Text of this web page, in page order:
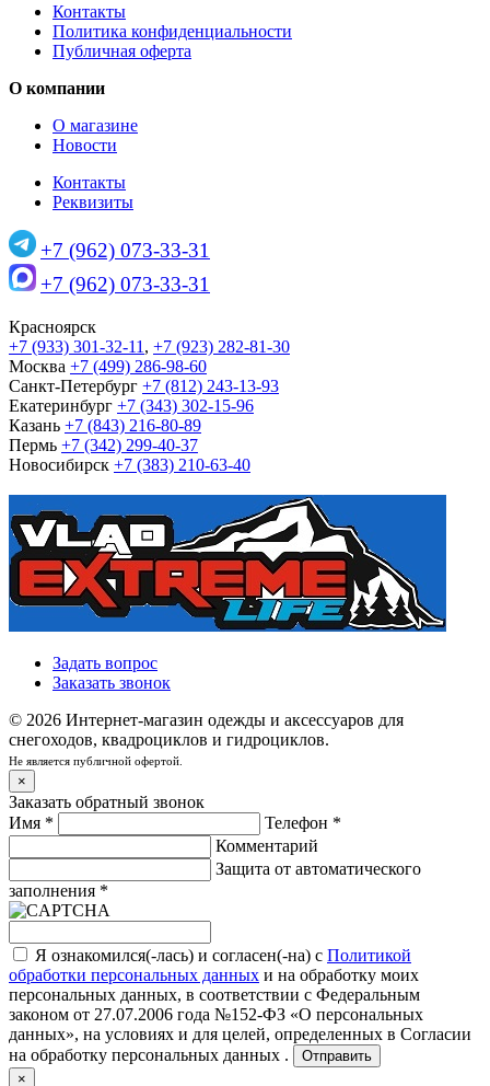
Контакты
Политика конфиденциальности
Публичная оферта
О компании
О магазине
Новости
Контакты
Реквизиты
+7 (962) 073-33-31
+7 (962) 073-33-31
Красноярск
+7 (933) 301-32-11 , +7 (923) 282-81-30
Москва +7 (499) 286-98-60
Санкт-Петербург +7 (812) 243-13-93
Екатеринбург +7 (343) 302-15-96
Казань +7 (843) 216-80-89
Пермь +7 (342) 299-40-37
Новосибирск +7 (383) 210-63-40
Задать вопрос
Заказать звонок
© 2026 Интернет-магазин одежды и аксессуаров для
снегоходов, квадроциклов и гидроциклов.
Не является публичной офертой.
×
Заказать обратный звонок
Имя * Телефон *
Комментарий
Защита от автоматического
заполнения *
Я ознакомился(-лась) и согласен(-на) с Политикой
обработки персональных данных и на обработку моих
персональных данных, в соответствии с Федеральным
законом от 27.07.2006 года №152-ФЗ «О персональных
данных», на условиях и для целей, определенных в Согласии
на обработку персональных данных .
Отправить
×